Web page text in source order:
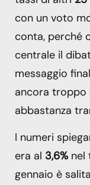
con un voto
conta, perché
centrale il
messaggio
ancora troppo
abbastanza
I numeri
era al 3,6% nel
gennaio è